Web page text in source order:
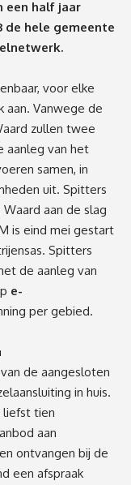
een half jaar
de hele gemeente
voor elke
aan. Vanwege de
zullen twee
aanleg van het
samen, in
uit. Spitters
aan de slag
is eind mei gestart
Spitters
de aanleg van
e-
per gebied.
de aangesloten
in huis.
liefst tien
aan
ontvangen bij de
een afspraak